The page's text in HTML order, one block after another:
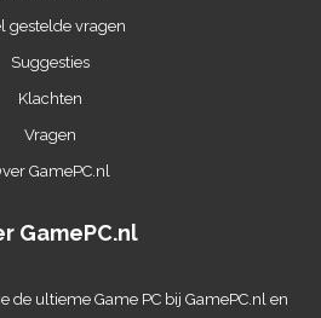
gestelde vragen
Suggesties
Klachten
Vragen
GamePC.nl
GamePC.nl
de ultieme Game PC bij GamePC.nl en